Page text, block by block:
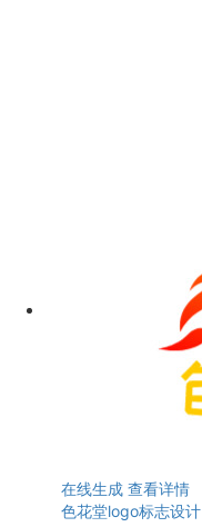
在线生成 查看详情
色花堂logo标志设计